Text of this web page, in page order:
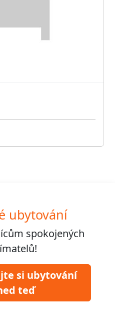
ubytování
spokojených
si ubytování
teď